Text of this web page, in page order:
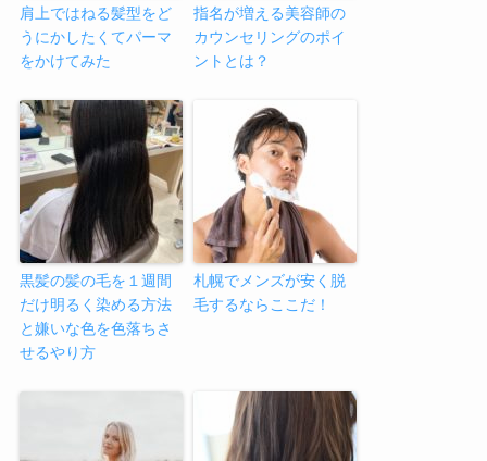
肩上ではねる髪型をど
うにかしたくてパーマ
をかけてみた
指名が増える美容師の
カウンセリングのポイ
ントとは？
黒髪の髪の毛を１週間
だけ明るく染める方法
と嫌いな色を色落ちさ
せるやり方
札幌でメンズが安く脱
毛するならここだ！